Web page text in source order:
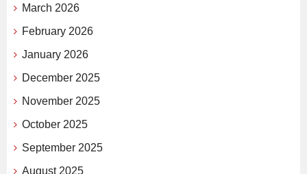
March 2026
February 2026
January 2026
December 2025
November 2025
October 2025
September 2025
August 2025